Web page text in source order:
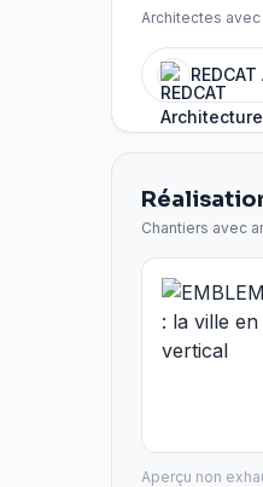
Architectes
Chantiers avec
Aperçu non